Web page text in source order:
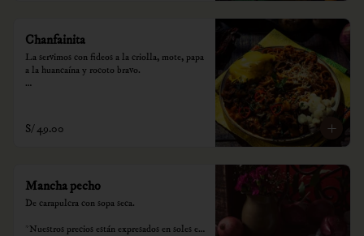
Chanfainita
La servimos con fideos a la criolla, mote, papa
a la huancaína y rocoto bravo.
consumo.
S/ 49.00
Mancha pecho
De carapulcra con sopa seca.
*Nuestros precios están expresados en soles e